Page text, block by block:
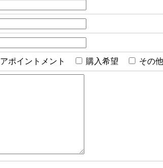
アポイントメント 購入希望 その他